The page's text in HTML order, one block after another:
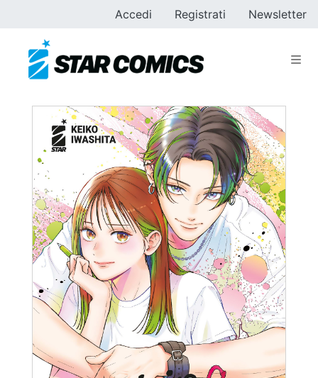
Accedi Registrati Newsletter